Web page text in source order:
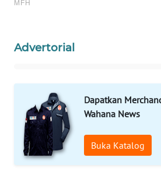
Advertorial
Dapatkan
Wahana News
Buka Katalog
WAHANA
OTOMOTIF
WAHANA
HEALTH